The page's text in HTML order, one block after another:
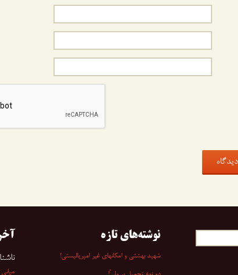
نوشته‌های تازه
شهید بهشتی و امکانهای غیر امپریالیستی!